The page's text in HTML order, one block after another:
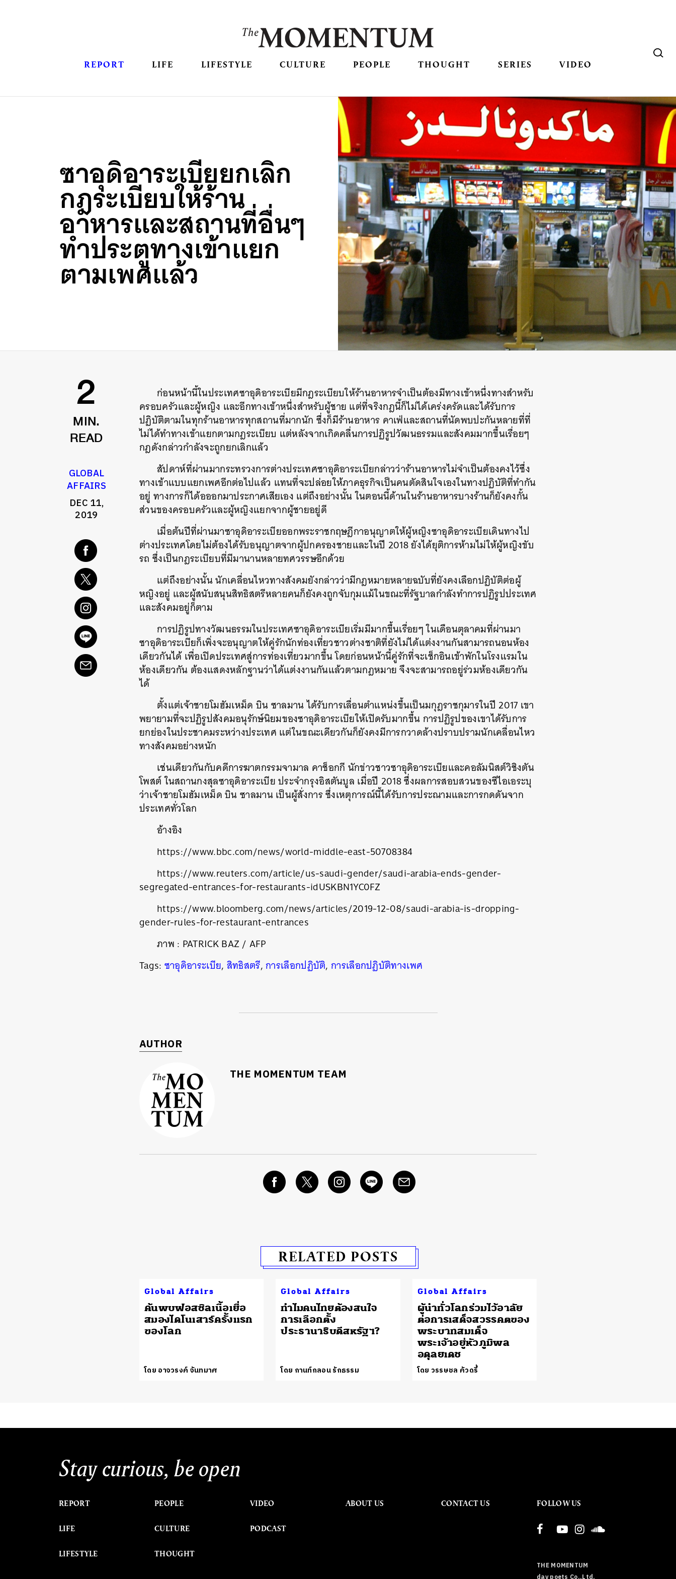
REPORT LIFE LIFESTYLE CULTURE PEOPLE THOUGHT SERIES VIDEO
ซาอุดิอาระเบียยกเลิก
กฎระเบียบให้ร้าน
อาหารและสถานที่อื่นๆ
ทำประตูทางเข้าแยก
ตามเพศแล้ว
2
MIN.
READ
GLOBAL
AFFAIRS
DEC 11,
2019
ก่อนหน้านี้ในประเทศซาอุดิอาระเบียมีกฎระเบียบให้ร้านอาหารจำเป็นต้องมีทางเข้าหนึ่งทางสำหรับ
ครอบครัวและผู้หญิง และอีกทางเข้าหนึ่งสำหรับผู้ชาย แต่ที่จริงกฎนี้ก็ไม่ได้เคร่งครัดและได้รับการ
ปฏิบัติตามในทุกร้านอาหารทุกสถานที่มากนัก ซึ่งก็มีร้านอาหาร คาเฟ่และสถานที่นัดพบปะกันหลายที่ที่
ไม่ได้ทำทางเข้าแยกตามกฎระเบียบ แต่หลังจากเกิดคลื่นการปฏิรูปวัฒนธรรมและสังคมมากขึ้นเรื่อยๆ
กฎดังกล่าวกำลังจะถูกยกเลิกแล้ว
สัปดาห์ที่ผ่านมากระทรวงการต่างประเทศซาอุดิอาระเบียกล่าวว่าร้านอาหารไม่จำเป็นต้องคงไว้ซึ่ง
ทางเข้าแบบแยกเพศอีกต่อไปแล้ว แทนที่จะปล่อยให้ภาคธุรกิจเป็นคนตัดสินใจเองในทางปฏิบัติที่ทำกัน
อยู่ ทางการก็ได้อออกมาประกาศเสียเอง แต่ถึงอย่างนั้นในตอนนี้ด้านในร้านอาหารบางร้านก็ยังคงกั้น
ส่วนของครอบครัวและผู้หญิงแยกจากผู้ชายอยู่ดี
เมื่อต้นปีที่ผ่านมาซาอุดิอาระเบียออกพระราชกฤษฎีกาอนุญาตให้ผู้หญิงซาอุดิอาระเบียเดินทางไป
ต่างประเทศโดยไม่ต้องได้รับอนุญาตจากผู้ปกครองชายและในปี 2018ยังได้ยุติการห้ามไม่ให้ผู้หญิงขับ
รถ ซึ่งเป็นกฎระเบียบที่มีมานานหลายทศวรรษอีกด้วย
แต่ถึงอย่างนั้นนักเคลื่อนไหวทางสังคมยังกล่าวว่ามีกฎหมายหลายฉบับที่ยังคงเลือกปฏิบัติต่อผู้
หญิงอยู่ และผู้สนับสนุนสิทธิสตรีหลายคนก็ยังคงถูกจับกุมแม้ในขณะที่รัฐบาลกำลังทำการปฏิรูปประเทศ
และสังคมอยู่ก็ตาม
การปฏิรูปทางวัฒนธรรมในประเทศซาอุดิอาระเบียเริ่มมีมากขึ้นเรื่อยๆ ในเดือนตุลาคมที่ผ่านมา
ซาอุดิอาระเบียก็เพิ่งจะอนุญาตให้คู่รักนักท่องเที่ยวชาวต่างชาติที่ยังไม่ได้แต่งงานกันสามารถนอนห้อง
เดียวกันได้เพื่อเปิดประเทศสู่การท่องเที่ยวมากขึ้นโดยก่อนหน้านี้คู่รักที่จะเช็กอินเข้าพักในโรงแรมใน
ห้องเดียวกัน ต้องแสดงหลักฐานว่าได้แต่งงานกันแล้วตามกฎหมายจึงจะสามารถอยู่ร่วมห้องเดียวกัน
ได้
ตั้งแต่เจ้าชายโมฮัมเหม็ด บินซาลมานได้รับการเลื่อนตำแหน่งขึ้นเป็นมกุฎราชกุมารในปี 2017 เขา
พยายามที่จะปฏิรูปสังคมอนุรักษ์นิยมของซาอุดิอาระเบียให้เปิดรับมากขึ้นการปฏิรูปของเขาได้รับการ
ยกย่องในประชาคมระหว่างประเทศ แต่ในขณะเดียวกันก็ยังคงมีการกวาดล้างปราบปรามนักเคลื่อนไหว
ทางสังคมอย่างหนัก
เช่นเดียวกันกับคดีการฆาตกรรมจามาล คาช็อกกี นักข่าวชาวซาอุดิอาระเบียและคอลัมนิสต์วิชิงตัน
โพสต์ในสถานกงสุลซาอุดิอาระเบียประจำกรุงอิสตันบูล เมื่อปี 2018ซึ่งผลการสอบสวนของซีไอเอระบุ
ว่าเจ้าชายโมฮัมเหม็ดบินซาลมานเป็นผู้สั่งการซึ่งเหตุการณ์นี้ได้รับการประณามและการกดดันจาก
ประเทศทั่วโลก
อ้างอิง
https://www.bbc.com/news/world-middle-east-50708384
https://www.reuters.com/article/us-saudi-gender/saudi-arabia-ends-gender-
segregated-entrances-for-restaurants-idUSKBN1YC0FZ
https://www.bloomberg.com/news/articles/2019-12-08/saudi-arabia-is-dropping-
gender-rules-for-restaurant-entrances
ภาพ : PATRICK BAZ / AFP
Tags: ซาอุดิอาระเบีย, สิทธิสตรี,การเลือกปฏิบัติ,การเลือกปฏิบัติทางเพศ
AUTHOR
THE MOMENTUM TEAM
RELATED POSTS
Global Affairs
ค้นพบฟอสซิลเนื้อเยื่อ
สมองไดโนเสาร์ครั้งแรก
ของโลก
โดย อาจวรงค์ จันทมาศ
Global Affairs
ทำไมคนไทยต้องสนใจ
การเลือกตั้ง
ประธานาธิบดีสหรัฐฯ?
โดย กานท์กลอน รักธรรม
Global Affairs
ผู้นำทั่วโลกร่วมไว้อาลัย
ต่อการเสด็จสวรรคตของ
พระบาทสมเด็จ
พระเจ้าอยู่หัวภูมิพล
อดุลยเดช
โดย วรรษชล คัวดรี้
Stay curious, be open
REPORT
LIFE
LIFESTYLE
PEOPLE
CULTURE
THOUGHT
VIDEO
PODCAST
ABOUT US CONTACT US FOLLOW US
THE MOMENTUM
SHARE TWEET LINE EMAIL